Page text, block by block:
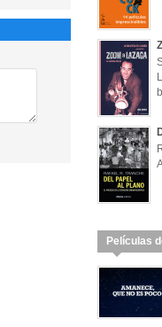
Películas